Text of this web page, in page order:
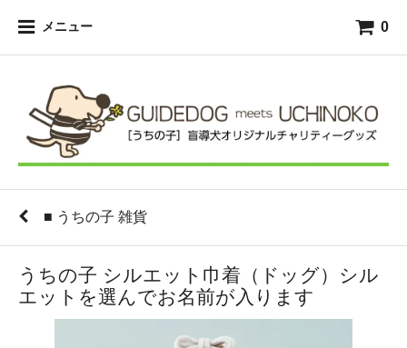
メニュー 0
■ うちの子 雑貨
うちの子 シルエット巾着（ドッグ）シル
エットを選んでお名前が入ります